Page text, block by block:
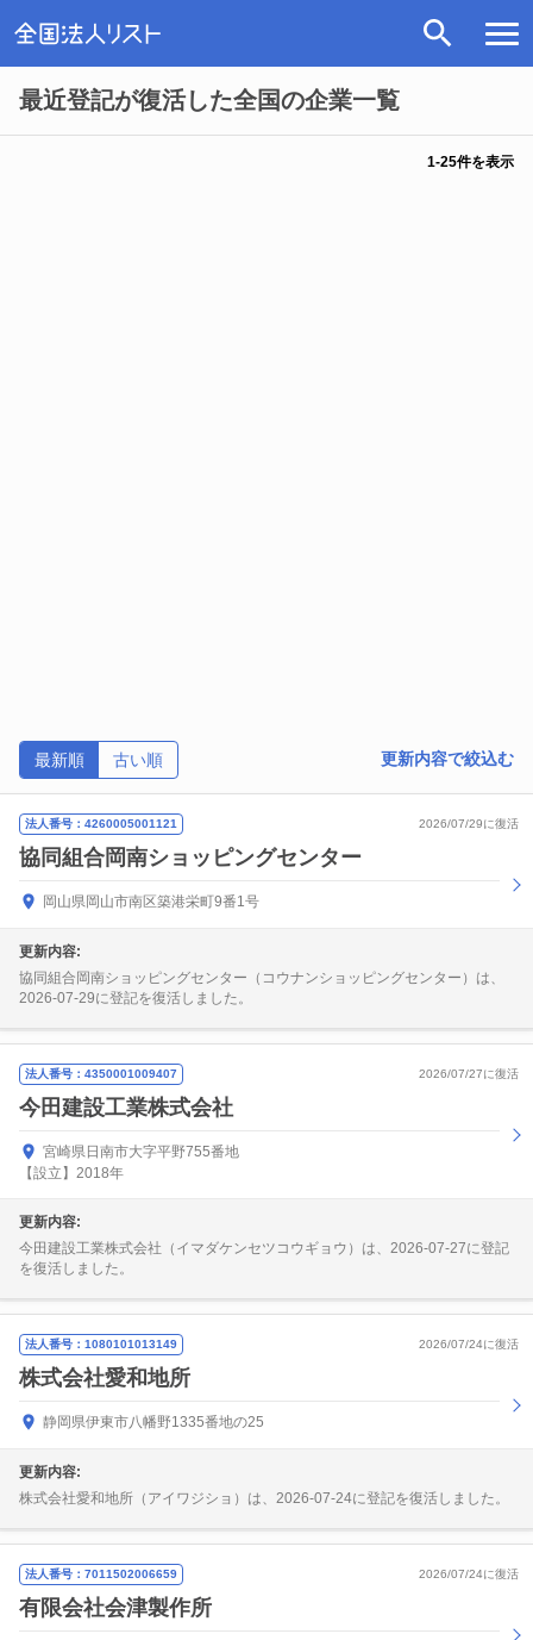
最近登記が復活した全国の企業一覧
1-25件を表示
最新順 古い順 更新内容で絞込む
法人番号：4260005001121 2026/07/29に復活
協同組合岡南ショッピングセンター
岡山県岡山市南区築港栄町9番1号
更新内容:
協同組合岡南ショッピングセンター（コウナンショッピングセンター）は、
2026-07-29に登記を復活しました。
法人番号：4350001009407 2026/07/27に復活
今田建設工業株式会社
宮崎県日南市大字平野755番地
【設立】2018年
更新内容:
今田建設工業株式会社（イマダケンセツコウギョウ）は、2026-07-27に登記
を復活しました。
法人番号：1080101013149 2026/07/24に復活
株式会社愛和地所
静岡県伊東市八幡野1335番地の25
更新内容:
株式会社愛和地所（アイワジショ）は、2026-07-24に登記を復活しました。
法人番号：7011502006659 2026/07/24に復活
有限会社会津製作所